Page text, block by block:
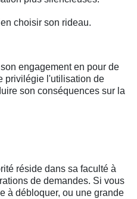
choisir son rideau.
engagement en pour de
privilégie l'utilisation de
son conséquences sur la
réside dans sa faculté à
de demandes. Si vous
à débloquer, ou une grande